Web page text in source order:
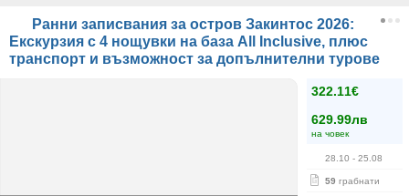
Ранни записвания за остров Закинтос 2026:
Екскурзия с 4 нощувки на база All Inclusive, плюс
транспорт и възможност за допълнителни турове
322.11€
629.99лв
на човек
28.10 - 25.08
59 грабнати